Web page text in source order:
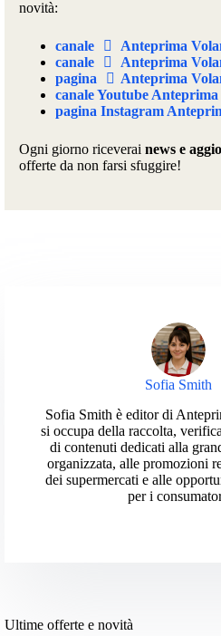
novità:
canale
Anteprima
canale
Anteprima
pagina
Anteprima
canale Youtube
pagina Instagram
Ogni giorno riceverai news e
offerte da non farsi sfuggire!
Sofia Smith
Sofia Smith è editor di
si occupa della raccolta,
di contenuti dedicati alla
organizzata, alle promozioni
dei supermercati e alle
per i
Ultime offerte e novità